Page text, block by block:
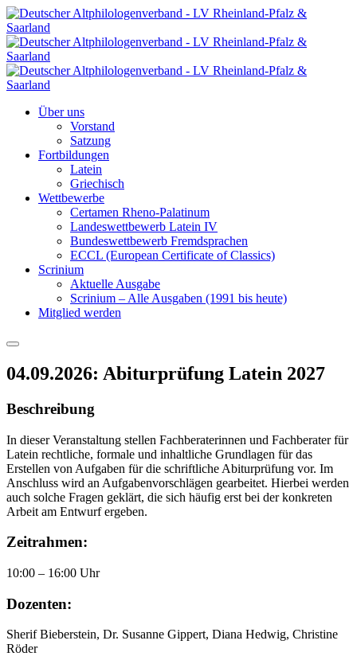
Über uns
Vorstand
Satzung
Fortbildungen
Latein
Griechisch
Wettbewerbe
Certamen Rheno-Palatinum
Landeswettbewerb Latein IV
Bundeswettbewerb Fremdsprachen
ECCL (European Certificate of Classics)
Scrinium
Aktuelle Ausgabe
Scrinium – Alle Ausgaben (1991 bis heute)
Mitglied werden
04.09.2026: Abiturprüfung Latein 2027
Beschreibung
In dieser Veranstaltung stellen Fachberaterinnen und Fachberater für
Latein rechtliche, formale und inhaltliche Grundlagen für das
Erstellen von Aufgaben für die schriftliche Abiturprüfung vor. Im
Anschluss wird an Aufgabenvorschlägen gearbeitet. Hierbei werden
auch solche Fragen geklärt, die sich häufig erst bei der konkreten
Arbeit am Entwurf ergeben.
Zeitrahmen:
10:00 – 16:00 Uhr
Dozenten:
Sherif Bieberstein, Dr. Susanne Gippert, Diana Hedwig, Christine
Röder